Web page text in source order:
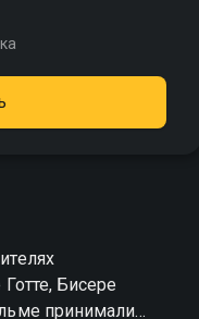
Бисере
принимали